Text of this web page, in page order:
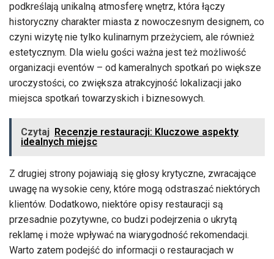
podkreślają unikalną atmosferę wnętrz, która łączy
historyczny charakter miasta z nowoczesnym designem, co
czyni wizytę nie tylko kulinarnym przeżyciem, ale również
estetycznym. Dla wielu gości ważna jest też możliwość
organizacji eventów – od kameralnych spotkań po większe
uroczystości, co zwiększa atrakcyjność lokalizacji jako
miejsca spotkań towarzyskich i biznesowych.
Czytaj Recenzje restauracji: Kluczowe aspekty
idealnych miejsc
Z drugiej strony pojawiają się głosy krytyczne, zwracające
uwagę na wysokie ceny, które mogą odstraszać niektórych
klientów. Dodatkowo, niektóre opisy restauracji są
przesadnie pozytywne, co budzi podejrzenia o ukrytą
reklamę i może wpływać na wiarygodność rekomendacji.
Warto zatem podejść do informacji o restauracjach w